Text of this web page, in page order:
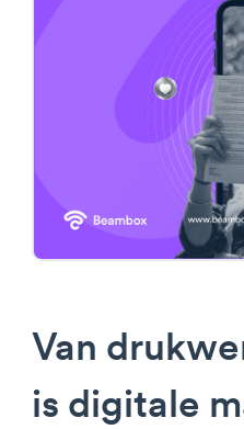
Van
is digitale